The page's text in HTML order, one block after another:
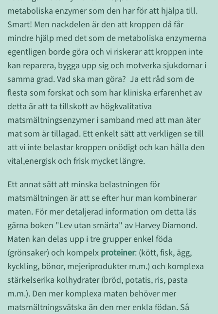
metaboliska enzymer som den har för att hjälpa till.
Smart! Men nackdelen är den att kroppen då får
mindre hjälp med det som de metaboliska enzymerna
egentligen borde göra och vi riskerar att kroppen inte
kan reparera, bygga upp sig och motverka sjukdomar i
samma grad. Vad ska man göra? Ja ett råd som de
flesta som forskat och som har kliniska erfarenhet av
detta är att ta tillskott av högkvalitativa
matsmältningsenzymer i samband med att man äter
mat som är tillagad. Ett enkelt sätt att verkligen se till
att vi inte belastar kroppen onödigt och kan hålla den
vital,energisk och frisk mycket längre.
Ett annat sätt att minska belastningen för
matsmältningen är att se efter hur man kombinerar
maten. För mer detaljerad information om detta läs
gärna boken "Lev utan smärta" av Harvey Diamond.
Maten kan delas upp i tre grupper enkel föda
(grönsaker) och kompelx proteiner: (kött, fisk, ägg,
kyckling, bönor, mejeriprodukter m.m.) och komplexa
stärkelserika kolhydrater (bröd, potatis, ris, pasta
m.m.). Den mer komplexa maten behöver mer
matsmältningsvätska än den mer enkla födan. Så